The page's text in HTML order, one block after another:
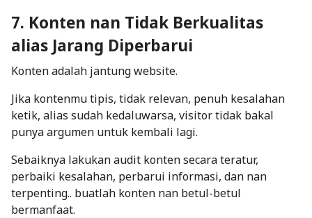
7. Konten nan Tidak Berkualitas
alias Jarang Diperbarui
Konten adalah jantung website.
Jika kontenmu tipis, tidak relevan, penuh kesalahan
ketik, alias sudah kedaluwarsa, visitor tidak bakal
punya argumen untuk kembali lagi.
Sebaiknya lakukan audit konten secara teratur,
perbaiki kesalahan, perbarui informasi, dan nan
terpenting.. buatlah konten nan betul-betul
bermanfaat.